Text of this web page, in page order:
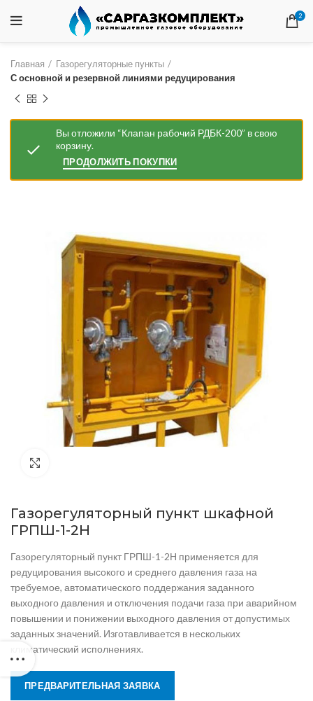
2
Главная
Газорегуляторные пункты
С основной и резервной линиями редуцирования
Вы отложили “Клапан рабочий РДБК-200” в свою
корзину.
ПРОДОЛЖИТЬ ПОКУПКИ
Газорегуляторный пункт шкафной
ГРПШ-1-2Н
Газорегуляторный пункт ГРПШ-1-2Н применяется для
редуцирования высокого и среднего давления газа на
требуемое, автоматического поддержания заданного
выходного давления и отключения подачи газа при аварийном
повышении и понижении выходного давления от допустимых
заданных значений. Изготавливается в нескольких
климатический исполнениях.
ПРЕДВАРИТЕЛЬНАЯ ЗАЯВКА